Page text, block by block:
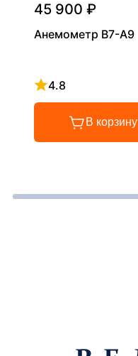
45 900 ₽
Анемометр В7-А9
4.8
Рейтинг 4.8 из 5
В корзину